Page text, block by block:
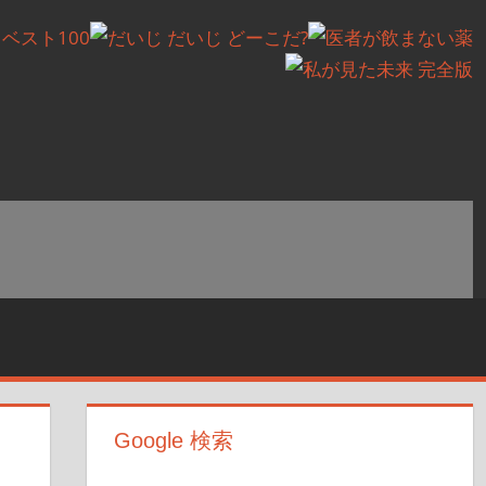
Google 検索